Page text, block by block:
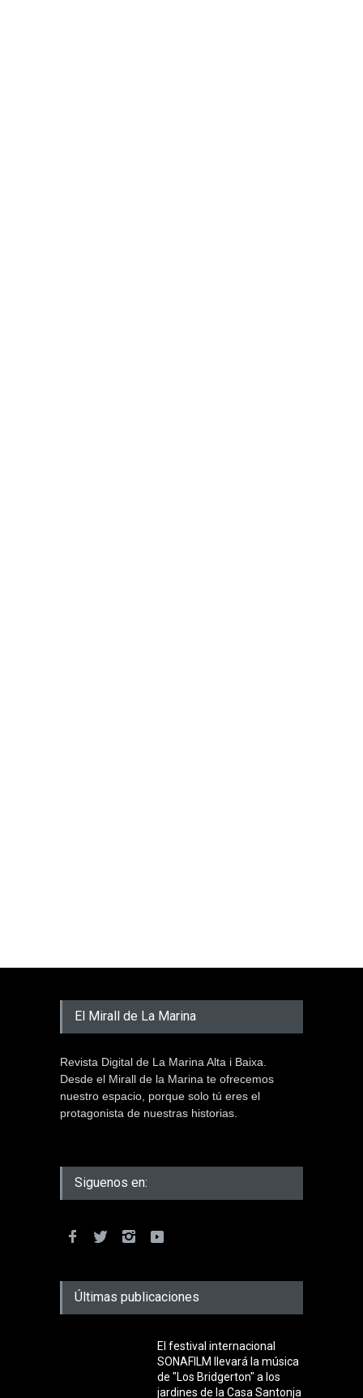
El Mirall de La Marina
Revista Digital de La Marina Alta i Baixa.
Desde el Mirall de la Marina te ofrecemos
nuestro espacio, porque solo tú eres el
protagonista de nuestras historias.
Siguenos en:
Últimas publicaciones
El festival internacional
SONAFILM llevará la música
de "Los Bridgerton" a los
jardines de la Casa Santonja